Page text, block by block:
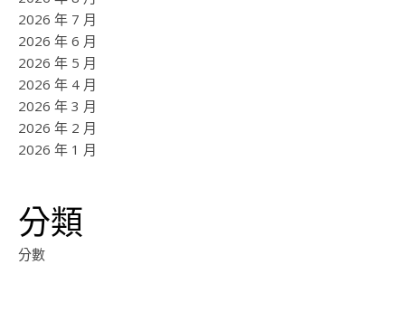
2026 年 7 月
2026 年 6 月
2026 年 5 月
2026 年 4 月
2026 年 3 月
2026 年 2 月
2026 年 1 月
分類
分數